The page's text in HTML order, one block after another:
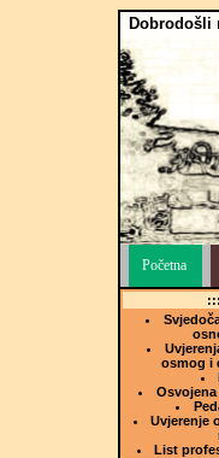
Dobrodošli
Početna
osmog i
Uvjerenje
List